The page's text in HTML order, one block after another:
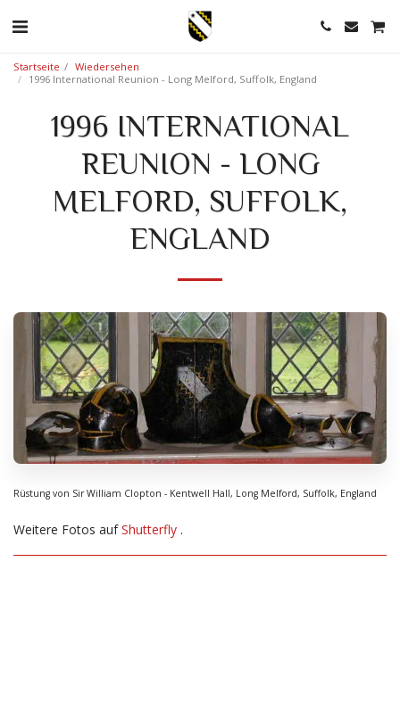
Startseite
Wiedersehen
1996 International Reunion - Long Melford, Suffolk, England
1996 INTERNATIONAL
REUNION - LONG
MELFORD, SUFFOLK,
ENGLAND
Rüstung von Sir William Clopton - Kentwell Hall, Long Melford, Suffolk, England
Weitere Fotos aufShutterfly .